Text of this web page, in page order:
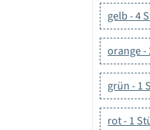
gelb - 4
orange -
grün - 1
rot - 1